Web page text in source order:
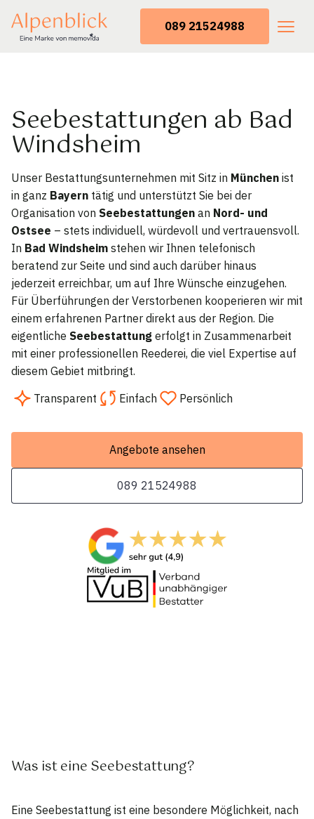
089 21524988
Seebestattungen ab Bad
Windsheim
Unser Bestattungsunternehmen mit Sitz in München ist
in ganz Bayern tätig und unterstützt Sie bei der
Organisation von Seebestattungen an Nord- und
Ostsee – stets individuell, würdevoll und vertrauensvoll.
In Bad Windsheim stehen wir Ihnen telefonisch
beratend zur Seite und sind auch darüber hinaus
jederzeit erreichbar, um auf Ihre Wünsche einzugehen.
Für Überführungen der Verstorbenen kooperieren wir mit
einem erfahrenen Partner direkt aus der Region. Die
eigentliche Seebestattung erfolgt in Zusammenarbeit
mit einer professionellen Reederei, die viel Expertise auf
diesem Gebiet mitbringt.
Transparent
Einfach Persönlich
Angebote ansehen
089 21524988
Was ist eine Seebestattung?
Eine Seebestattung ist eine besondere Möglichkeit, nach